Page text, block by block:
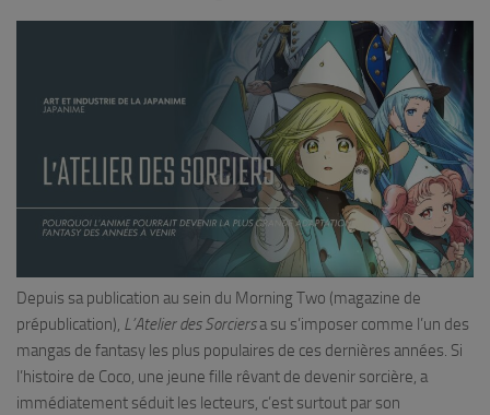
Depuis sa publication au sein du Morning Two (magazine de
prépublication), L’Atelier des Sorciersa su s’imposer comme l’un des
mangas de fantasy les plus populaires de ces dernières années. Si
l’histoire de Coco, une jeune fille rêvant de devenir sorcière, a
immédiatement séduit les lecteurs, c’est surtout par son